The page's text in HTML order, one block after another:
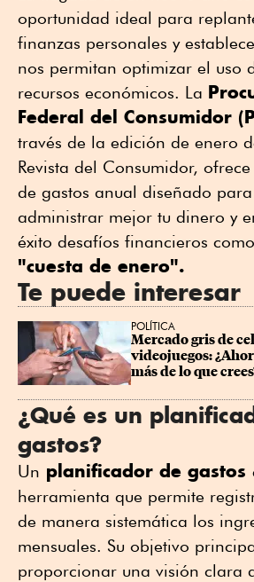
oportunidad ideal para
finanzas personales y
nos permitan optimizar el uso
recursos económicos. La
Federal del Consumidor
través de la edición de enero
Revista del Consumidor,
de gastos anual diseñado
administrar mejor tu dinero y
éxito desafíos financieros
"cuesta de enero".
Te puede interesar
POLÍTICA
Mercado gris de
videojuegos:
más de lo que
¿Qué es un
gastos?
Un planificador de gastos
herramienta que permite
de manera sistemática los
mensuales. Su objetivo
proporcionar una visión clara